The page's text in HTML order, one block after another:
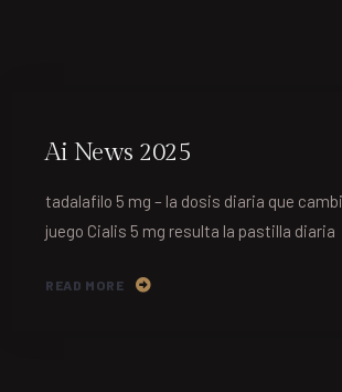
Ai News 2025
tadalafilo 5 mg – la dosis diaria que
juego Cialis 5 mg resulta la pastilla diaria
READ MORE